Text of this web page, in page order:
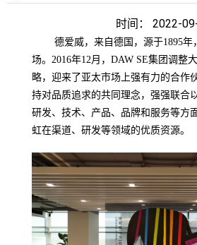
时间： 2022-
德爱威，来自德国，源于1895
场。2016年12月，DAW SE集团调整
略，迎来了亚太市场上强有力的合
持对品质追求的共同理念，强强联合
研发、技术、产品、品牌和服务等方
虹在渠道、研发等领域的优质资源。